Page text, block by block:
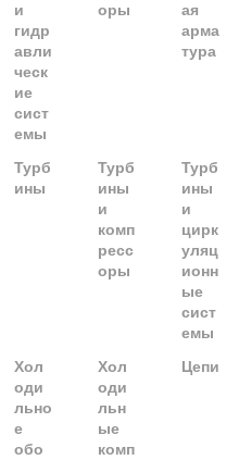
и
гидр
авли
ческ
ие
сист
емы
оры
ая
арма
тура
Турб
ины
Турб
ины
и
комп
ресс
оры
Турб
ины
и
цирк
уляц
ионн
ые
сист
емы
Хол
оди
льно
е
обо
Хол
оди
льн
ые
комп
Цепи